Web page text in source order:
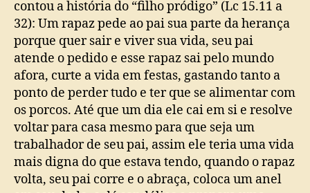
contou a história do “filho pródigo” (Lc 15.11 a
32): Um rapaz pede ao pai sua parte da herança
porque quer sair e viver sua vida, seu pai
atende o pedido e esse rapaz sai pelo mundo
afora, curte a vida em festas, gastando tanto a
ponto de perder tudo e ter que se alimentar com
os porcos. Até que um dia ele cai em si e resolve
voltar para casa mesmo para que seja um
trabalhador de seu pai, assim ele teria uma vida
mais digna do que estava tendo, quando o rapaz
volta, seu pai corre e o abraça, coloca um anel